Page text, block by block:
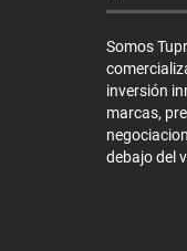
Somos
inversión
marcas,
debajo del